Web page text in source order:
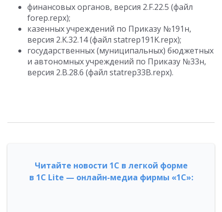
финансовых органов, версия 2.F.22.5 (файл
forep.repx);
казенных учреждений по Приказу №191н,
версия 2.K.32.14 (файл statrep191K.repx);
государственных (муниципальных) бюджетных
и автономных учреждений по Приказу №33н,
версия 2.B.28.6 (файл statrep33B.repx).
Читайте новости 1С в легкой форме
в 1С Lite — онлайн-медиа фирмы «1С»: